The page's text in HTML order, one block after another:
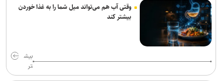
وقتی آب هم می‌تواند میل شما را به غذا خوردن
بیشتر کند
بیش
تر